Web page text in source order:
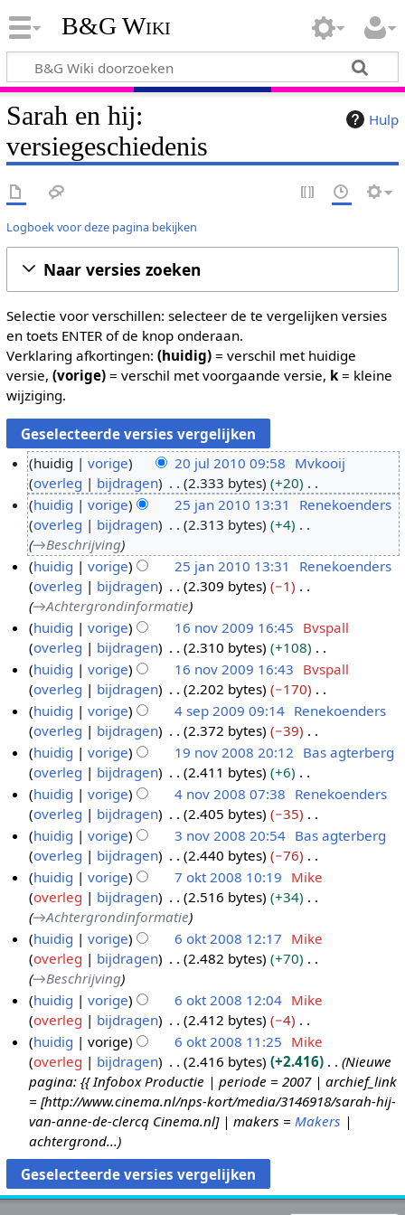
B&G Wiki
Hulp
Sarah en hij:
versiegeschiedenis
Logboek voor deze pagina bekijken
Naar versies zoeken
Selectie voor verschillen: selecteer de te vergelijken versies
en toets ENTER of de knop onderaan.
Verklaring afkortingen: (huidig)= verschil met huidige
versie, (vorige)= verschil met voorgaande versie, k= kleine
wijziging.
0
1
huidig vorige 20 jul 2010 09:58 Mvkooij
overleg
bijdragen 2.333 bytes
+20
G
e
e
n
b
e
w
e
r
k
i
n
g
s
s
a
m
e
n
v
a
t
t
i
n
g
2
1
huidig vorige 25 jan 2010 13:31
Renekoenders
overleg
bijdragen 2.313 bytes
+4
→Beschrijving
huidig
vorige 25 jan 2010 13:31
Renekoenders
overleg
bijdragen 2.309 bytes
−1
→Achtergrondinformatie
6
o
2
0
huidig vorige 16 nov 2009 16:45 Bvspall
overleg
bijdragen 2.310 bytes
+108
G
e
e
n
b
e
w
e
r
k
i
n
g
s
s
a
m
e
n
v
a
t
t
i
n
g
huidig vorige 16 nov 2009 16:43 Bvspall
overleg
bijdragen 2.202 bytes
−170
G
e
e
n
b
e
w
e
r
k
i
n
g
s
s
a
m
e
n
v
a
t
t
i
n
g
s
p
0
9
huidig vorige 4 sep 2009 09:14 Renekoenders
overleg
bijdragen 2.372 bytes
−39
G
e
e
n
b
e
w
e
r
k
i
n
g
s
s
a
m
e
n
v
a
t
t
9
o
2
8
huidig vorige 19 nov 2008 20:12 Bas agterberg
overleg
bijdragen 2.411 bytes
+6
G
e
e
n
b
e
w
e
r
k
i
n
g
s
s
a
m
e
n
v
a
n
v
0
huidig vorige 4 nov 2008 07:38 Renekoenders
overleg
bijdragen 2.405 bytes
−35
G
e
e
n
b
e
w
e
r
k
i
n
g
s
a
m
e
n
n
2
8
huidig vorige 3 nov 2008 20:54 Bas agterberg
overleg
bijdragen 2.440 bytes
−76
G
e
e
n
b
e
w
e
r
k
i
n
a
m
k
0
8
huidig vorige 7 okt 2008 10:19 Mike
overleg
bijdragen 2.516 bytes
+34
→Achtergrondinformatie
k
2
huidig vorige 6 okt 2008 12:17 Mike
overleg
bijdragen 2.482 bytes
+70
→Beschrijving
huidig
vorige 6 okt 2008 12:04 Mike
overleg
bijdragen 2.412 bytes
−4
G
e
e
n
b
e
w
e
r
huidig vorige 6 okt 2008 11:25 Mike
overleg
bijdragen 2.416 bytes +2.416
Nieuwe
pagina: {{ Infobox Productie | periode = 2007 | archief_link
= [http://www.cinema.nl/nps-kort/media/3146918/sarah-hij-
van-anne-de-clercq Cinema.nl] | makers =Makers |
achtergrond...